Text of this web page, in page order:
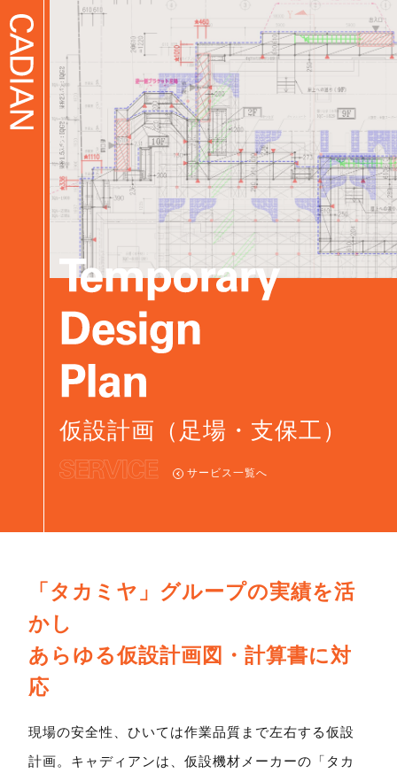
仮設計画（足場・支保工）
サービス一覧へ
「タカミヤ」グループの実績を活
かし
あらゆる仮設計画図・計算書に対
応
現場の安全性、ひいては作業品質まで左右する仮設
計画。 キャディアンは、仮設機材メーカーの「タカ